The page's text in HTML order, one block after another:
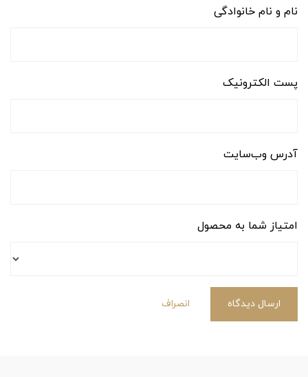
نام و نام خانوادگی
پست الکترونیک
آدرس وب‌سایت
امتیاز شما به محصول
ارسال دیدگاه انصراف